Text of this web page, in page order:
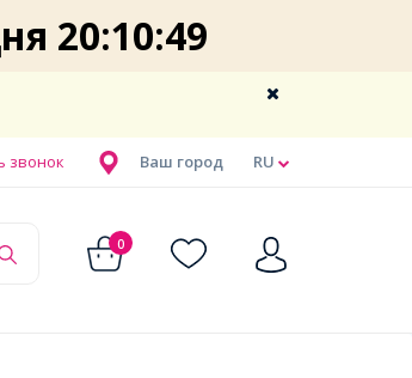
20:10:48
RU
Ваш город
звонок
0